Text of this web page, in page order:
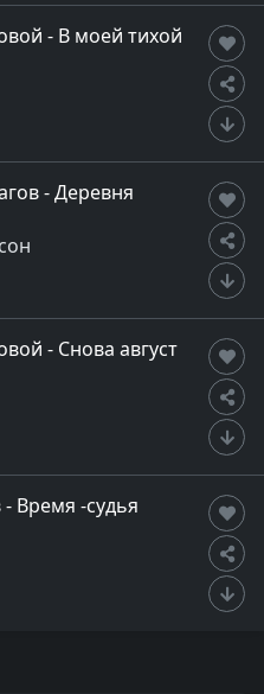
- В моей тихой
- Деревня
- Снова август
Время -судья